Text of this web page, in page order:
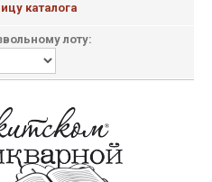
каталога
лоту: